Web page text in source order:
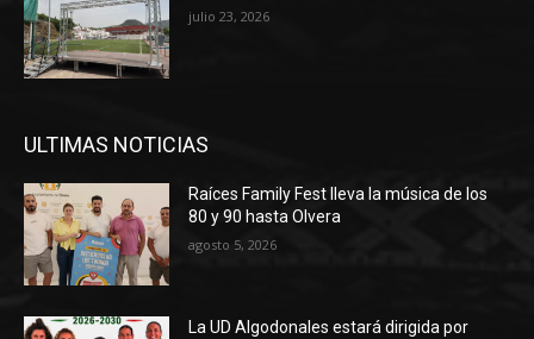
julio 23, 2026
ULTIMAS NOTICIAS
Raíces Family Fest lleva la música de los
80 y 90 hasta Olvera
agosto 5, 2026
La UD Algodonales estará dirigida por